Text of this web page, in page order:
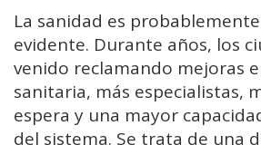
La sanidad es
evidente. Durante años, los
venido reclamando mejoras
sanitaria, más especialistas,
espera y una mayor
del sistema. Se trata de una